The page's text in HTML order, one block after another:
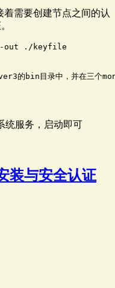
需要创建节点之间的认
-out ./keyfile
的bin目录中，并在三个
统服务，启动即可
装与安全认证